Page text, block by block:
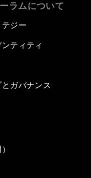
ラムについて
ジー
ティティ
ガバナンス